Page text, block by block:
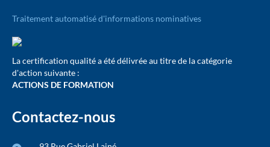
Traitement automatisé d'informations nominatives
La certification qualité a été délivrée au titre de la catégorie
d'action suivante :
ACTIONS DE FORMATION
Contactez-nous